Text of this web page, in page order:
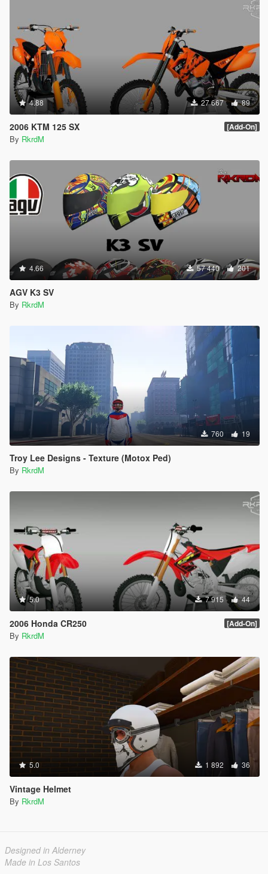
4.88 27 667 89
2006 KTM 125 SX [Add-On]
By RkrdM
4.66 57 440 201
AGV K3 SV
By RkrdM
760 19
Troy Lee Designs - Texture (Motox Ped)
By RkrdM
5.0 7 915 44
2006 Honda CR250 [Add-On]
By RkrdM
5.0 1 892 36
Vintage Helmet
By RkrdM
Designed in Alderney
Made in Los Santos